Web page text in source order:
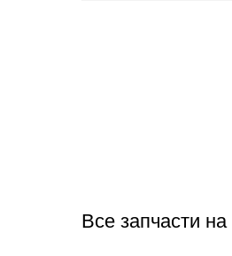
Все запчасти